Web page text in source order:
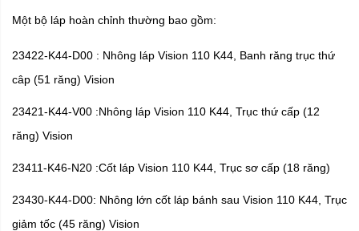
Một bộ láp hoàn chỉnh thường bao gồm:
23422-K44-D00 : Nhông láp Vision 110 K44, Banh răng trục thứ
câp (51 răng) Vision
23421-K44-V00 :Nhông láp Vision 110 K44, Trục thứ cấp (12
răng) Vision
23411-K46-N20 :Cốt láp Vision 110 K44, Trục sơ cấp (18 răng)
23430-K44-D00: Nhông lớn cốt láp bánh sau Vision 110 K44, Trục
giảm tốc (45 răng) Vision